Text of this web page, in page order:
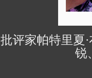
批评家帕特里夏
锐